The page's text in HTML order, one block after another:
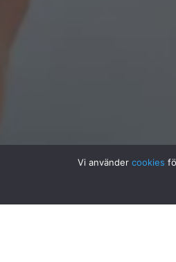
Vi använder cookies